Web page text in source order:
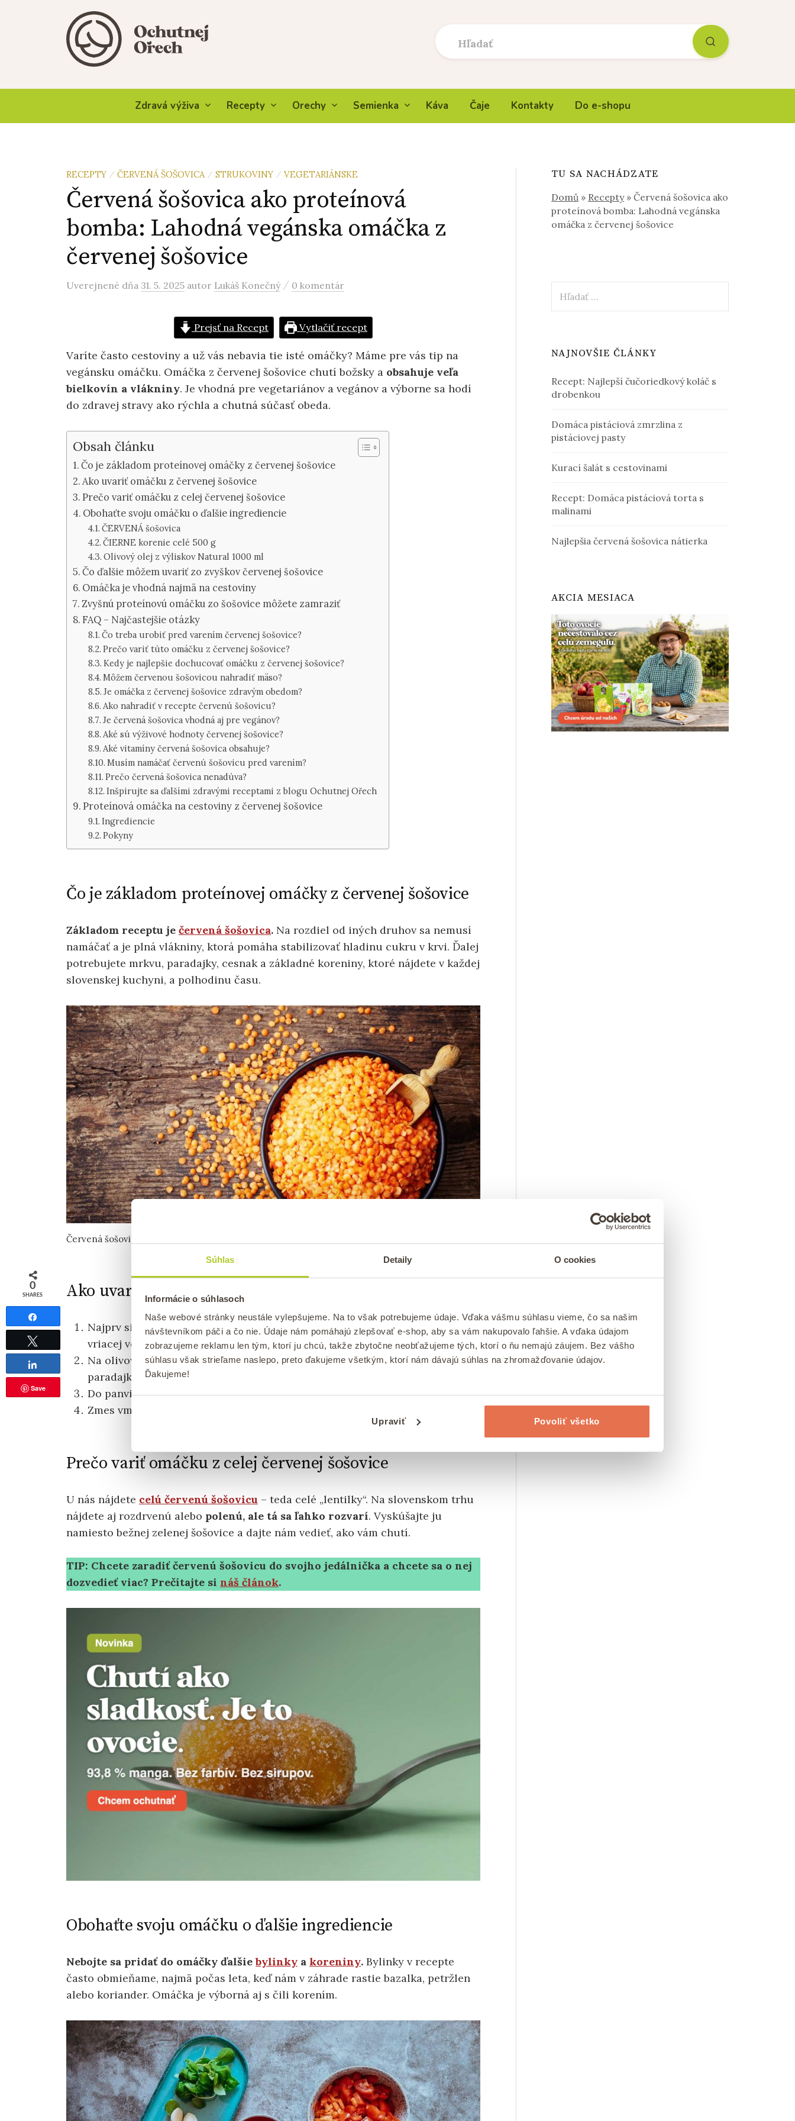
Súhlas Detaily O cookies
Informácie o súhlasoch
Naše webové stránky neustále vylepšujeme. Na to však potrebujeme údaje. Vďaka vášmu súhlasu vieme, čo sa našim
návštevníkom páči a čo nie. Údaje nám pomáhajú zlepšovať e-shop, aby sa vám nakupovalo ľahšie. A vďaka údajom
zobrazujeme reklamu len tým, ktorí ju chcú, takže zbytočne neobťažujeme tých, ktorí o ňu nemajú záujem. Bez vášho
súhlasu však strieľame naslepo, preto ďakujeme všetkým, ktorí nám dávajú súhlas na zhromažďovanie údajov.
Ďakujeme!
Upraviť Povoliť všetko
Zdravá výživa Recepty Orechy Semienka Káva Čaje Kontakty Do e-shopu
RECEPTY / ČERVENÁ ŠOŠOVICA / STRUKOVINY / VEGETARIÁNSKE
Červená šošovica ako proteínová
bomba: Lahodná vegánska omáčka z
červenej šošovice
Uverejnené dňa 31. 5. 2025 autor Lukáš Konečný / 0 komentár
Prejsť na Recept Vytlačiť recept
Varíte často cestoviny a už vás nebavia tie isté omáčky? Máme pre vás tip na
vegánsku omáčku. Omáčka z červenej šošovice chutí božsky a obsahuje veľa
bielkovín a vlákniny. Je vhodná pre vegetariánov a vegánov a výborne sa hodí
do zdravej stravy ako rýchla a chutná súčasť obeda.
Obsah článku
Čo je základom proteínovej omáčky z červenej šošovice
Ako uvariť omáčku z červenej šošovice
Prečo variť omáčku z celej červenej šošovice
Obohaťte svoju omáčku o ďalšie ingrediencie
ČERVENÁ šošovica
ČIERNE korenie celé 500 g
Olivový olej z výliskov Natural 1000 ml
Čo ďalšie môžem uvariť zo zvyškov červenej šošovice
Omáčka je vhodná najmä na cestoviny
Zvyšnú proteínovú omáčku zo šošovice môžete zamraziť
FAQ – Najčastejšie otázky
Čo treba urobiť pred varením červenej šošovice?
Prečo variť túto omáčku z červenej šošovice?
Kedy je najlepšie dochucovať omáčku z červenej šošovice?
Môžem červenou šošovicou nahradiť mäso?
Je omáčka z červenej šošovice zdravým obedom?
Ako nahradiť v recepte červenú šošovicu?
Je červená šošovica vhodná aj pre vegánov?
Aké sú výživové hodnoty červenej šošovice?
Aké vitamíny červená šošovica obsahuje?
Musím namáčať červenú šošovicu pred varením?
Prečo červená šošovica nenadúva?
Inšpirujte sa ďalšími zdravými receptami z blogu Ochutnej Ořech
Proteínová omáčka na cestoviny z červenej šošovice
Ingrediencie
Pokyny
Čo je základom proteínovej omáčky z červenej šošovice
Základom receptu je červená šošovica. Na rozdiel od iných druhov sa nemusí
namáčať a je plná vlákniny, ktorá pomáha stabilizovať hladinu cukru v krvi. Ďalej
potrebujete mrkvu, paradajky, cesnak a základné koreniny, ktoré nájdete v každej
slovenskej kuchyni, a polhodinu času.
Červená šošovica je bohatým zdrojom vlákniny a bielkovín.
Ako uvariť omáčku z červenej šošovice
Najprv si uvarte prepláchnutú červenú šošovicu. Je hotová za 15 minút vo
vriacej vode.
Na olivovom oleji tri minúty poduste cesnak, nadrobno nakrájanú mrkvu a
paradajky.
Do panvice pridajte paradajkový pretlak, čili, oregano, bazalku a štipku soli.
Zmes vmiešajte do uvarenej šošovice a
Prečo variť omáčku z celej červenej šošovice
U nás nájdete celú červenú šošovicu – teda celé „lentilky“. Na slovenskom trhu
nájdete aj rozdrvenú alebo polenú, ale tá sa ľahko rozvarí. Vyskúšajte ju
namiesto bežnej zelenej šošovice a dajte nám vedieť, ako vám chutí.
TIP: Chcete zaradiť červenú šošovicu do svojho jedálnička a chcete sa o nej
dozvedieť viac? Prečítajte si náš článok.
Obohaťte svoju omáčku o ďalšie ingrediencie
Nebojte sa pridať do omáčky ďalšiebylinky a koreniny. Bylinky v recepte
často obmieňame, najmä počas leta, keď nám v záhrade rastie bazalka, petržlen
alebo koriander. Omáčka je výborná aj s čili korením.
TU SA NACHÁDZATE
Domů » Recepty»Červená šošovica ako
proteínová bomba: Lahodná vegánska
omáčka z červenej šošovice
NAJNOVŠIE ČLÁNKY
Recept: Najlepší čučoriedkový koláč s
drobenkou
Domáca pistáciová zmrzlina z
pistáciovej pasty
Kurací šalát s cestovinami
Recept: Domáca pistáciová torta s
malinami
Najlepšia červená šošovica nátierka
AKCIA MESIACA
0
SHARES
Save